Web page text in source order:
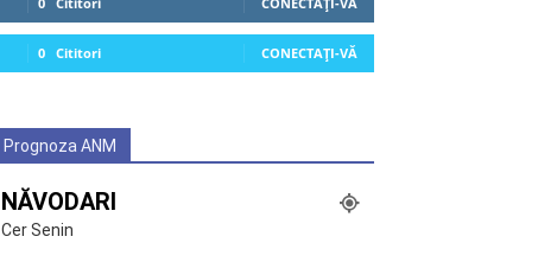
0 Cititori CONECTAȚI-VĂ
Prognoza ANM
NĂVODARI
Cer Senin